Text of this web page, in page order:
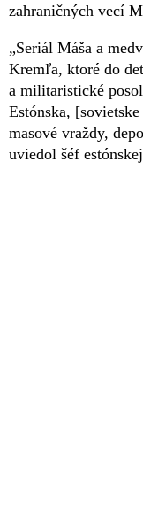
zahraničných vecí
„Seriál Máša a
Kremľa, ktoré do
a militaristické
Estónska,
masové vraždy,
uviedol šéf